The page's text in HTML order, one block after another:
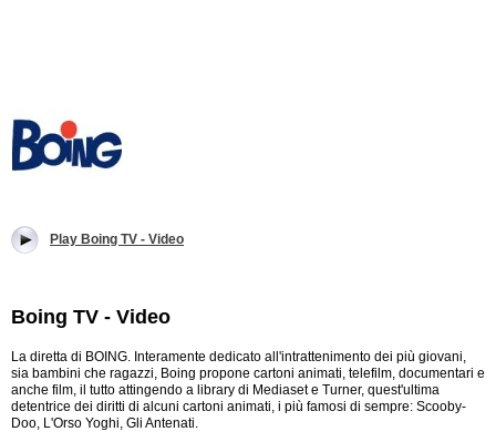
Play Boing TV - Video
Boing TV - Video
La diretta di BOING. Interamente dedicato all'intrattenimento dei più giovani,
sia bambini che ragazzi, Boing propone cartoni animati, telefilm, documentari e
anche film, il tutto attingendo a library di Mediaset e Turner, quest'ultima
detentrice dei diritti di alcuni cartoni animati, i più famosi di sempre: Scooby-
Doo, L'Orso Yoghi, Gli Antenati.